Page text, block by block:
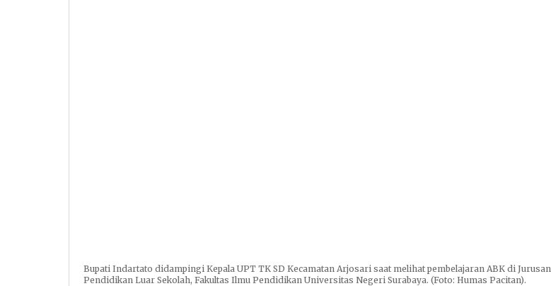
Bupati Indartato didampingi Kepala UPT TK SD Kecamatan Arjosari saat melihat pembelajaran ABK di Jurusan
Pendidikan Luar Sekolah, Fakultas Ilmu Pendidikan Universitas Negeri Surabaya. (Foto: Humas Pacitan).